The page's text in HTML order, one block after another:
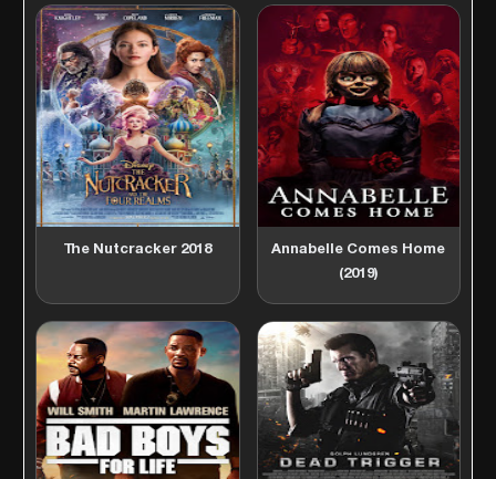
Annabelle Comes Home
(2019)
The Nutcracker 2018